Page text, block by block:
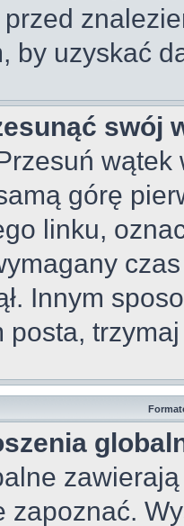
by uzyskać
swój
górę
linku,
Innym
posta,
zapoznać.